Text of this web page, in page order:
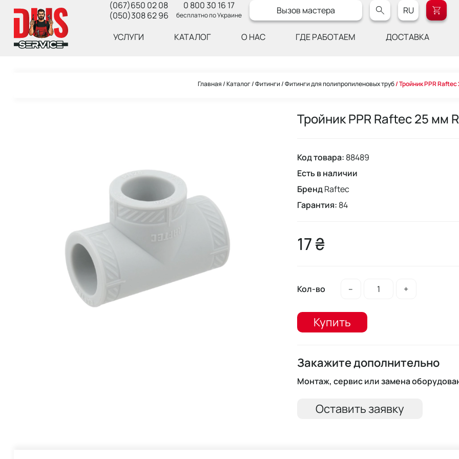
(067)650 02 08
(050)308 62 96
0 800 30 16 17
бесплатно по Украине Вызов мастера RU
УСЛУГИ КАТАЛОГ О НАС ГДЕ РАБОТАЕМ ДОСТАВКА
Главная Каталог Фитинги Фитинги для полипропиленовых труб Тройник PPR
Тройник PPR Raftec 25 мм
Код товара: 88489
Есть в наличии
Бренд Raftec
Гарантия: 84
17 ₴
Кол-во – +
Купить
Закажите дополнительно
Монтаж, сервис или замена
Оставить заявку